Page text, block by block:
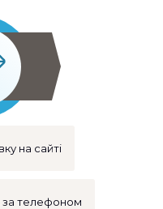
на сайті
за телефоном